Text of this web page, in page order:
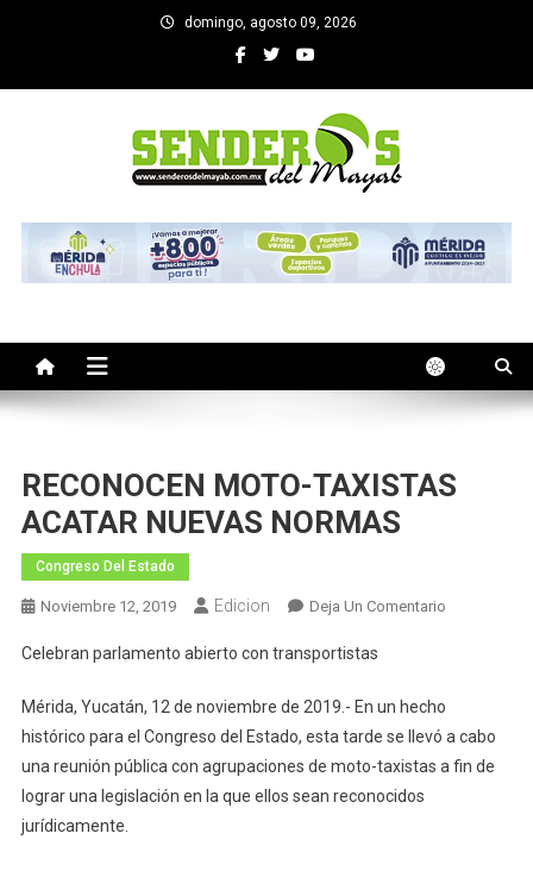
domingo, agosto 09, 2026
SENDEROS DEL MAYAB
RECONOCEN MOTO-TAXISTAS
ACATAR NUEVAS NORMAS
Congreso Del Estado
Noviembre 12, 2019 Edicion Deja Un ComentarioEn
ACATAR
NUEVAS
NORMAS
Celebran parlamento abierto con transportistas
Mérida, Yucatán, 12 de noviembre de 2019.- En un hecho
histórico para el Congreso del Estado, esta tarde se llevó a cabo
una reunión pública con agrupaciones de moto-taxistas a fin de
lograr una legislación en la que ellos sean reconocidos
jurídicamente.